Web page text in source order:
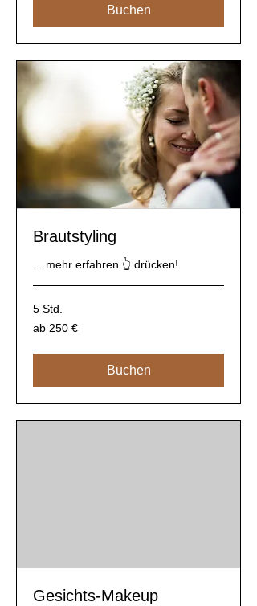
Buchen
Brautstyling
....mehr erfahren 👆 drücken!
5 Std.
ab
250
ab 250 €
Buchen
Gesichts-Makeup